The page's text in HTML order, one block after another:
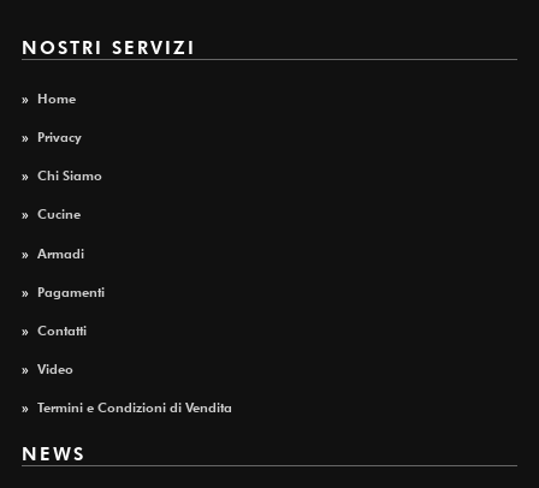
NOSTRI SERVIZI
Home
Privacy
Chi Siamo
» Cucine
Armadi
Pagamenti
Contatti
Video
» Termini e Condizioni di Vendita
NEWS